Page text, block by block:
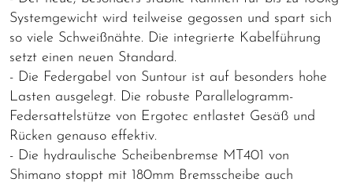
Systemgewicht wird teilweise gegossen und spart sich
so viele Schweißnähte. Die integrierte Kabelführung
setzt einen neuen Standard.
- Die Federgabel von Suntour ist auf besonders hohe
Lasten ausgelegt. Die robuste Parallelogramm-
Federsattelstütze von Ergotec entlastet Gesäß und
Rücken genauso effektiv.
- Die hydraulische Scheibenbremse MT401 von
Shimano stoppt mit 180mm Bremsscheibe auch